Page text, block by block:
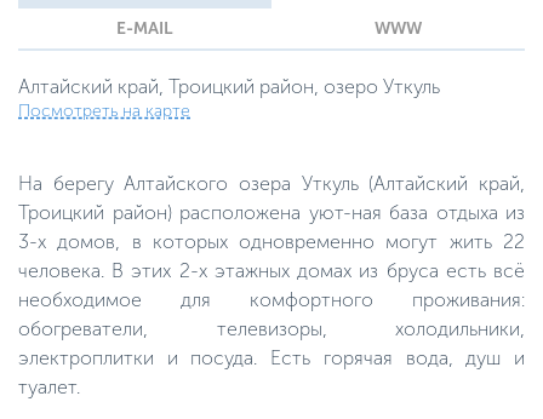
E-MAIL
WWW
Алтайский край, Троицкий район, озеро Уткуль
Посмотреть на карте
На берегу Алтайского озера Уткуль (Алтайский край,
Троицкий район) расположена уют-ная база отдыха из
3-х домов, в которых одновременно могут жить 22
человека. В этих 2-х этажных домах из бруса есть всё
необходимое для комфортного проживания:
обогреватели, телевизоры, холодильники,
электроплитки и посуда. Есть горячая вода, душ и
туалет.